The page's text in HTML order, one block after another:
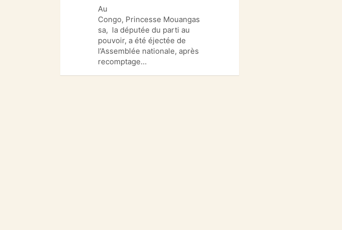
Au
Congo, Princesse Mouangas
sa, la députée du parti au
pouvoir, a été éjectée de
l’Assemblée nationale, après
recomptage…